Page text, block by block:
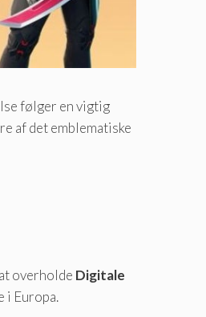
følger en vigtig
af det emblematiske
overholde Digitale
i Europa.